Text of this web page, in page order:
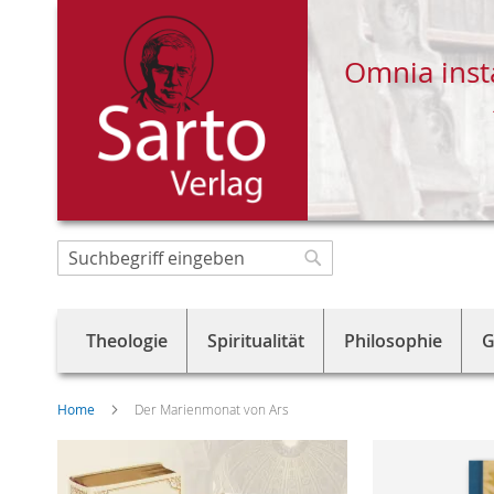
Direkt
zum
Omnia
Suche
Theologie Spiritualität Philosophie
Home Der Marienmonat von Ars